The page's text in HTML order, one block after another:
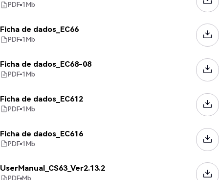
PDF 1Mb
Ficha de dados_EC66
PDF 1Mb
Ficha de dados_EC68-08
PDF 1Mb
Ficha de dados_EC612
PDF 1Mb
Ficha de dados_EC616
PDF 1Mb
UserManual_CS63_Ver2.13.2
PDF Mb